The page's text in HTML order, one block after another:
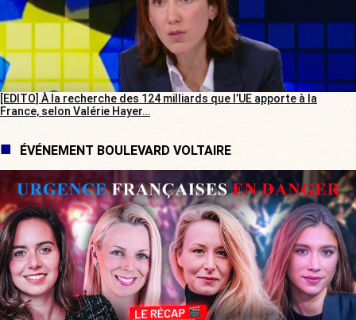
[EDITO] À la recherche des 124 milliards que l’UE apporte à la
France, selon Valérie Hayer…
ÉVÉNEMENT BOULEVARD VOLTAIRE